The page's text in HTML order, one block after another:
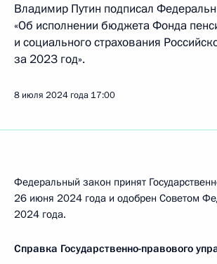
Владимир Путин подписал
«Об исполнении бюджета Фонда
и социального страхования
за 2023 год».
8 июля 2024 года 17:00
Федеральный закон принят
26 июня 2024 года и одобрен Советом
2024 года.
Справка Государственно-правового